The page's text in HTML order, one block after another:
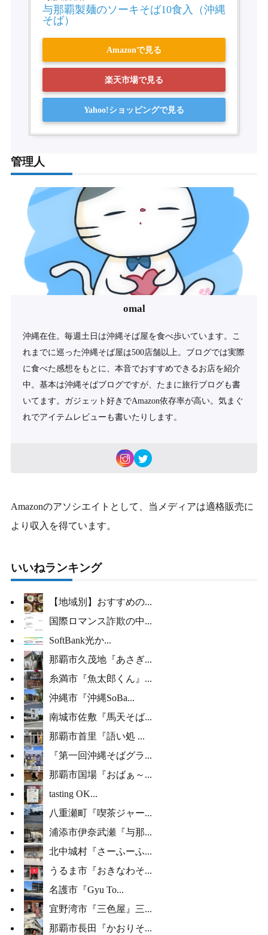
与那覇製麺のソーキそば10食入（沖縄
そば）
Amazonで見る
楽天市場で見る
Yahoo!ショッピングで見る
管理人
omal
沖縄在住。毎週土日は沖縄そば屋を食べ歩いています。こ
れまでに巡った沖縄そば屋は500店舗以上。ブログでは実際
に食べた感想をもとに、本音でおすすめできるお店を紹介
中。基本は沖縄そばブログですが、たまに旅行ブログも書
いてます。ガジェット好きでAmazon依存率が高い。気まぐ
れでアイテムレビューも書いたりします。
Amazonのアソシエイトとして、当メディアは適格販売に
より収入を得ています。
いいねランキング
【地域別】おすすめの...
国際ロマンス詐欺の中...
SoftBank光か...
那覇市久茂地『あさぎ...
糸満市『魚太郎くん』...
沖縄市『沖縄SoBa...
南城市佐敷『馬天そば...
那覇市首里『語い処 ...
『第一回沖縄そばグラ...
那覇市国場『おばぁ～...
tasting OK...
八重瀬町『喫茶ジャー...
浦添市伊奈武瀬『与那...
北中城村『さーふーふ...
うるま市『おきなわそ...
名護市『Gyu To...
宜野湾市『三色屋』三...
那覇市長田『かおりそ...